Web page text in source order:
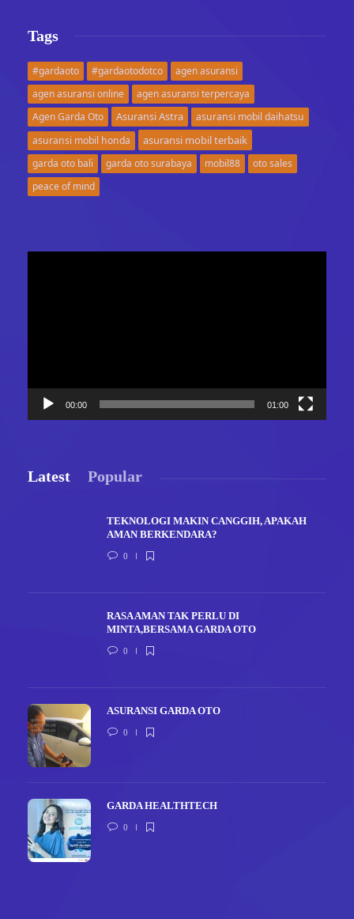
Tags
#gardaoto #gardaotodotco
agen asuransi
agen asuransi online
agen asuransi terpercaya
Agen Garda Oto
Asuransi Astra
asuransi mobil daihatsu
asuransi mobil honda
asuransi mobil terbaik
garda oto bali garda oto surabaya mobil88
oto sales
peace of mind
00:00 01:00
Latest Popular
TEKNOLOGI MAKIN CANGGIH, APAKAH
AMAN BERKENDARA?
0
RASA AMAN TAK PERLU DI
MINTA,BERSAMA GARDA OTO
0
ASURANSI GARDA OTO
0
GARDA HEALTHTECH
0